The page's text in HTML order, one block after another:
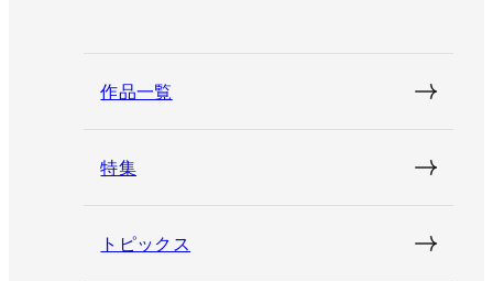
作品一覧
特集
トピックス